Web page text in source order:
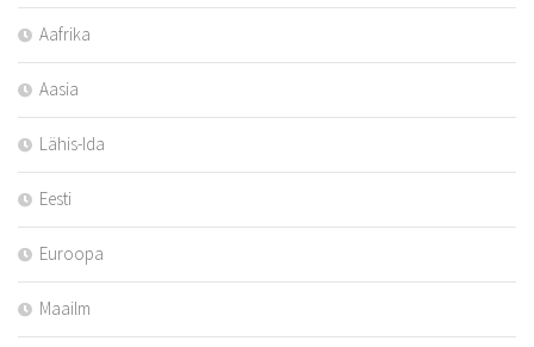
Aafrika
Aasia
Lähis-Ida
Eesti
Euroopa
Maailm